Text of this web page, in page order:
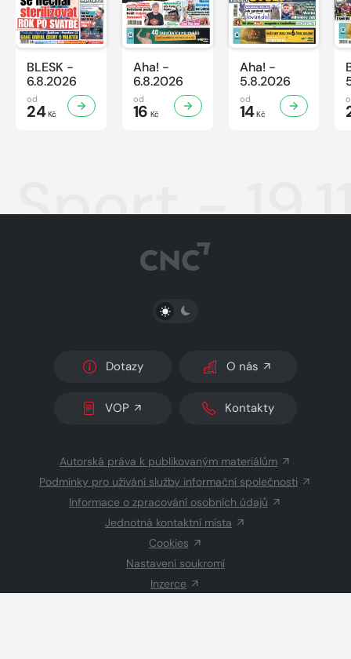
BLESK -
6.8.2026
od
24Kč
Aha! -
6.8.2026
od
16 Kč
Aha! -
5.8.2026
od
14Kč
Sport -
PŘEPNOUT SVĚTLÝ/TMAVÝ REŽIM
Dotazy O nás
VOP Kontakty
Autorská práva k publikovaným materiálům
Podmínky pro užívání služby informační společnosti
Informace o zpracování osobních údajů
Jednotná kontaktní místa
Cookies
Nastavení soukromí
Inzerce